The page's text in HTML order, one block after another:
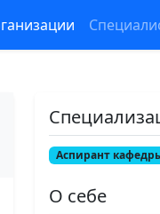
Аспирант
О себе